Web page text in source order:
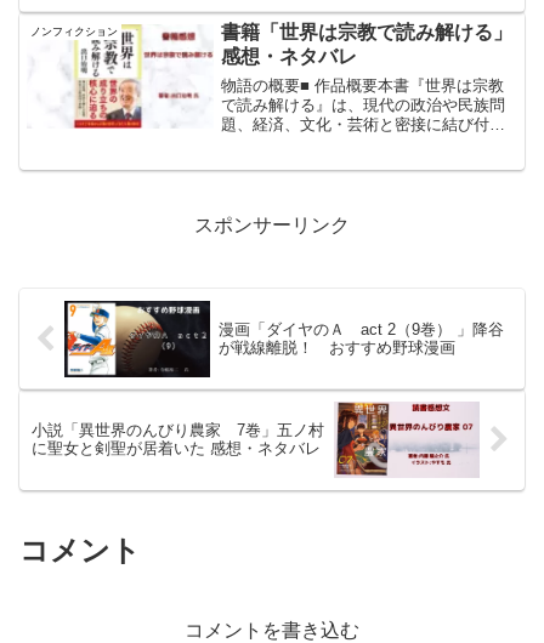
フリカのモーリタニアへと旅立った経験
を描いている。主な内容とし...
ノンフィクション
書籍「世界は宗教で読み解ける」
感想・ネタバレ
物語の概要■ 作品概要本書『世界は宗教
で読み解ける』は、現代の政治や民族問
題、経済、文化・芸術と密接に結び付い
スポンサーリンク
漫画「ダイヤのＡ act 2（9巻） 」降谷
が戦線離脱！ おすすめ野球漫画
小説「異世界のんびり農家 7巻」五ノ村
に聖女と剣聖が居着いた 感想・ネタバレ
コメント
コメントを書き込む